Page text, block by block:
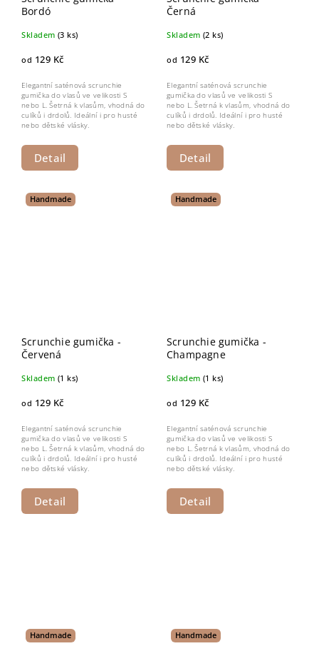
Bordó
Skladem (3 ks)
od 129 Kč
Detail
Elegantní saténová scrunchie
gumička do vlasů ve velikosti S
nebo L. Šetrná k vlasům, vhodná do
culíků i drdolů. Ideální i pro husté
nebo dětské vlásky.
Černá
Skladem (2 ks)
od 129 Kč
Detail
Elegantní saténová scrunchie
gumička do vlasů ve velikosti S
nebo L. Šetrná k vlasům, vhodná do
culíků i drdolů. Ideální i pro husté
nebo dětské vlásky.
Handmade
Scrunchie gumička -
Červená
Skladem (1 ks)
od 129 Kč
Detail
Elegantní saténová scrunchie
gumička do vlasů ve velikosti S
nebo L. Šetrná k vlasům, vhodná do
culíků i drdolů. Ideální i pro husté
nebo dětské vlásky.
Handmade
Scrunchie gumička -
Champagne
Skladem (1 ks)
od 129 Kč
Detail
Elegantní saténová scrunchie
gumička do vlasů ve velikosti S
nebo L. Šetrná k vlasům, vhodná do
culíků i drdolů. Ideální i pro husté
nebo dětské vlásky.
Handmade Handmade